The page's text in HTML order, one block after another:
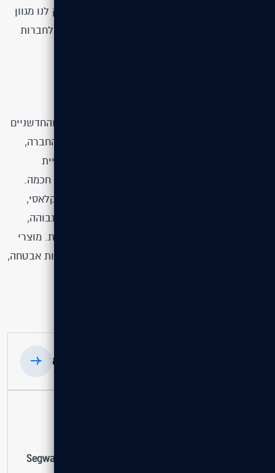
עבודה מול גוף בינלאומי עם נציגות ישראלית העניק לנו מגוון
כלים לעתיד להתנהלות שוטפת ושירות רב שכבתי לחברות
Segway הוא אחד המותגים הבינלאומיים המובילים והחדשניים
בתחום המיקרו־מוביליטי וכלי התחבורה האישיים. החברה,
שנוסדה בארה״ב, התפרסמה בזכות פיתוח טכנולוגיית
ה־Self-Balancing שהפכה לסמל עולמי של תנועה חכמה.
המותג מייצר מגוון רחב של כלים חשמליים – סגווי קלאסי,
קורקינטים ואופניים חשמליים – המוכרים באמינות גבוהה,
בטיחות מתקדמת וחוויית רכיבה נוחה ואינטואיטיבית. מוצרי
Segway משמשים משתמשים פרטיים, עסקים, חברות אבטחה,
הפרויקט הבא
Segway